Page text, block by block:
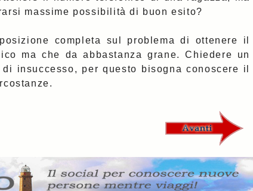
massime possibilità di buon esito?
completa sul problema di ottenere il
ma che da abbastanza grane. Chiedere un
insuccesso, per questo bisogna conoscere il